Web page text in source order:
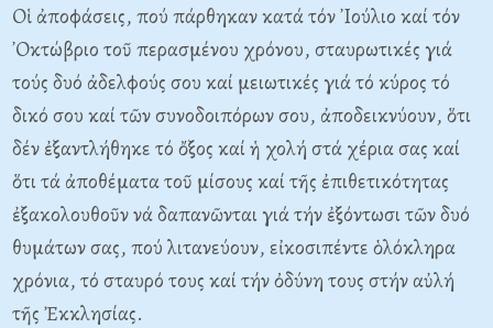
Oἱ ἀποφάσεις, πού πάρθηκαν κατά τόν ᾽Iούλιο καί τόν
᾽Oκτώβριο τοῦ περασμένου χρόνου, σταυρωτικές γιά
τούς δυό ἀδελφούς σου καί μειωτικές γιά τό κύρος τό
δικό σου καί τῶν συνοδοιπόρων σου, ἀποδεικνύουν, ὅτι
δέν ἐξαντλήθηκε τό ὄξος καί ἡ χολή στά χέρια σας καί
ὅτι τά ἀποθέματα τοῦ μίσους καί τῆς ἐπιθετικότητας
ἐξακολουθοῦν νά δαπανῶνται γιά τήν ἐξόντωσι τῶν δυό
θυμάτων σας, πού λιτανεύουν, εἰκοσιπέντε ὁλόκληρα
χρόνια, τό σταυρό τους καί τήν ὀδύνη τους στήν αὐλή
τῆς Ἐκκλησίας.